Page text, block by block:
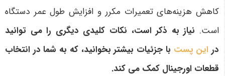
کاهش هزینه‌های تعمیرات مکرر و افزایش طول عمر دستگاه
است. نیاز به ذکر است، نکات کلیدی دیگری را می توانید
در این پست با جزئیات بیشتر بخوانید، که به شما در انتخاب
قطعات اورجینال کمک می کند.